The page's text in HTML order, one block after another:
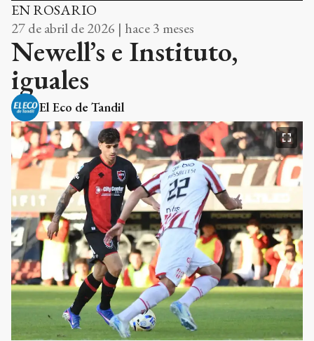
EN ROSARIO
27 de abril de 2026 | hace 3 meses
Newell’s e Instituto,
iguales
El Eco de Tandil